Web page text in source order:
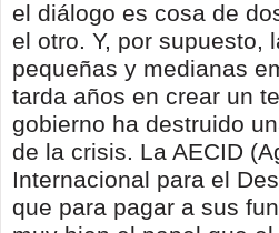
el diálogo es cosa de
el otro. Y, por supuesto,
pequeñas y medianas
tarda años en crear un
gobierno ha destruido
de la crisis. La AECID
Internacional para el
que para pagar a sus